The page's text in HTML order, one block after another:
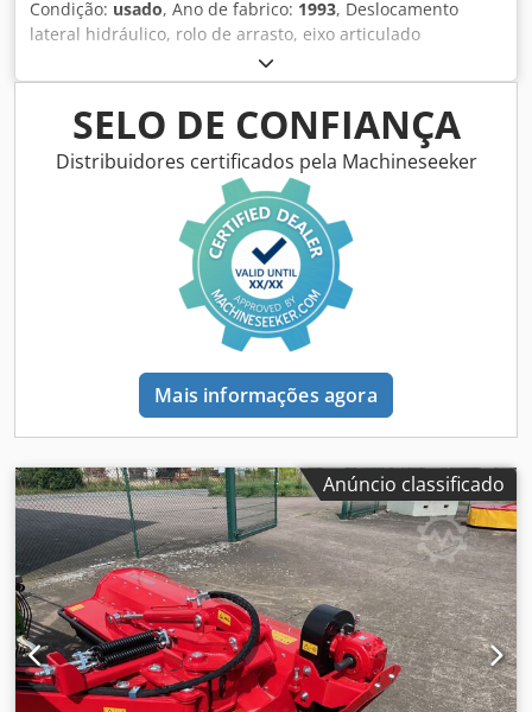
Condição: usado, Ano de fabrico: 1993, Deslocamento
lateral hidráulico, rolo de arrasto, eixo articulado
SELO DE CONFIANÇA
Distribuidores certificados pela Machineseeker
Mais informações agora
Anúncio classificado